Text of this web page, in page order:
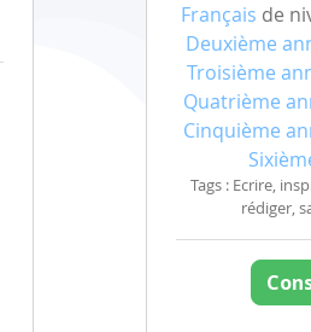
Français de
Deuxième
Troisième
Quatrième
Cinquième
Tags : Ecrire,
rédiger,